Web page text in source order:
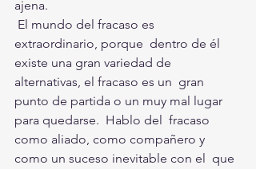
ajena.
extraordinario, porque  dentro de él
existe una gran variedad de
alternativas, el fracaso es un  gran
punto de partida o un muy mal lugar
para quedarse.  Hablo del  fracaso
como aliado, como compañero y
como un suceso inevitable con el  que